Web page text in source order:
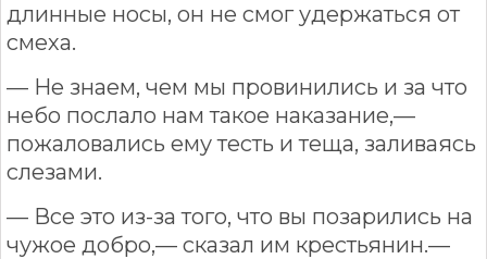
длинные носы, он не смог удержаться от
смеха.
— Не знаем, чем мы провинились и за что
небо послало нам такое наказание,—
пожаловались ему тесть и теща, заливаясь
слезами.
— Все это из-за того, что вы позарились на
чужое добро,— сказал им крестьянин.—